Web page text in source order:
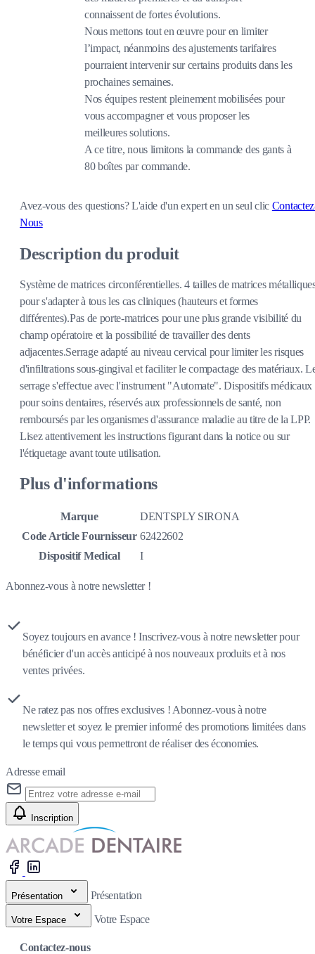
connaissent de fortes évolutions.
Nous mettons tout en œuvre pour en limiter
l’impact, néanmoins des ajustements tarifaires
pourraient intervenir sur certains produits dans les
prochaines semaines.
Nos équipes restent pleinement mobilisées pour
vous accompagner et vous proposer les
meilleures solutions.
A ce titre, nous limitons la commande des gants à
80 boîtes par commande.
Avez-vous des questions?L'aide d'un expert en un seul clic
Nous
Description du produit
Système de matrices circonférentielles. 4 tailles de matrices
pour s'adapter à tous les cas cliniques (hauteurs et formes
différentes).Pas de porte-matrices pour une plus grande visibilité du
champ opératoire et la possibilité de travailler des dents
adjacentes.Serrage adapté au niveau cervical pour limiter les risques
d'infiltrations sous-gingival et faciliter le compactage des matériaux.
serrage s'effectue avec l'instrument "Automate". Dispositifs médicaux
pour soins dentaires, réservés aux professionnels de santé, non
remboursés par les organismes d'assurance maladie au titre de la LPP.
Lisez attentivement les instructions figurant dans la notice ou sur
l'étiquetage avant toute utilisation.
Plus d'informations
Marque
DENTSPLY SIRONA
Code Article Fournisseur 62422602
Dispositif Medical
I
Abonnez-vous à notre newsletter !
Soyez toujours en avance ! Inscrivez-vous à notre newsletter pour
bénéficier d'un accès anticipé à nos nouveaux produits et à nos
ventes privées.
Ne ratez pas nos offres exclusives ! Abonnez-vous à notre
newsletter et soyez le premier informé des promotions limitées dans
le temps qui vous permettront de réaliser des économies.
Adresse email
Inscription
Présentation Présentation
Votre Espace Votre Espace
Contactez-nous